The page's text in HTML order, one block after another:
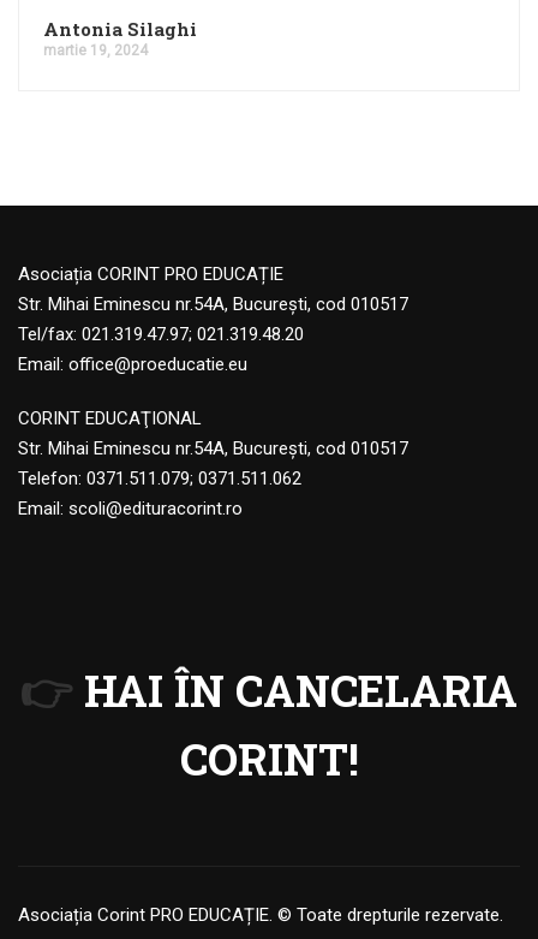
Antonia Silaghi
martie 19, 2024
Asociația CORINT PRO EDUCAȚIE
Str. Mihai Eminescu nr.54A, București, cod 010517
Tel/fax: 021.319.47.97; 021.319.48.20
Email: office@proeducatie.eu
CORINT EDUCAŢIONAL
Str. Mihai Eminescu nr.54A, Bucureşti, cod 010517
Telefon: 0371.511.079; 0371.511.062
Email: scoli@edituracorint.ro
👉 HAI ÎN CANCELARIA
CORINT!
Asociația Corint PRO EDUCAȚIE. © Toate drepturile rezervate.